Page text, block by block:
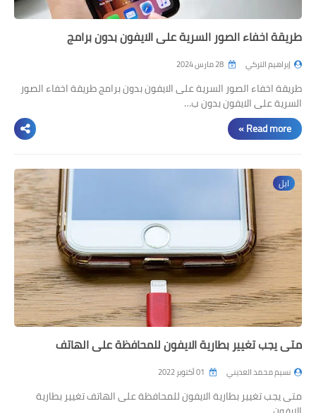
طريقة اخفاء الصور السرية على الايفون بدون برامج
إبراهيم التركي
طريقة اخفاء الصور السرية على الايفون بدون برامج طريقة اخفاء الصور
السرية على الايفون بدون ب…
Read more »
ابل
متى يجب تغيير بطارية الايفون للمحافظة على الهاتف
نسيم محمد العديني
متى يجب تغيير بطارية الايفون للمحافظة على الهاتف تغيير بطارية